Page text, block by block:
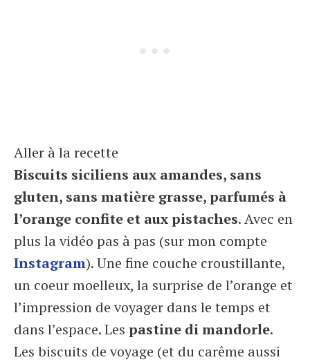
Aller à la recette
Biscuits siciliens aux amandes, sans
gluten, sans matière grasse, parfumés à
l’orange confite et aux pistaches. Avec en
plus la vidéo pas à pas (sur mon compte
Instagram). Une fine couche croustillante,
un coeur moelleux, la surprise de l’orange et
l’impression de voyager dans le temps et
dans l’espace. Les pastine di mandorle.
Les biscuits de voyage (et du carême aussi